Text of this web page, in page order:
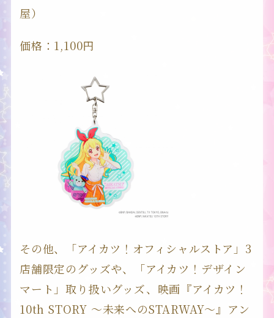
屋）
価格：1,100円
その他、「アイカツ！オフィシャルストア」3
店舗限定のグッズや、「アイカツ！デザイン
マート」取り扱いグッズ、映画『アイカツ！
10th STORY ～未来へのSTARWAY～』アン